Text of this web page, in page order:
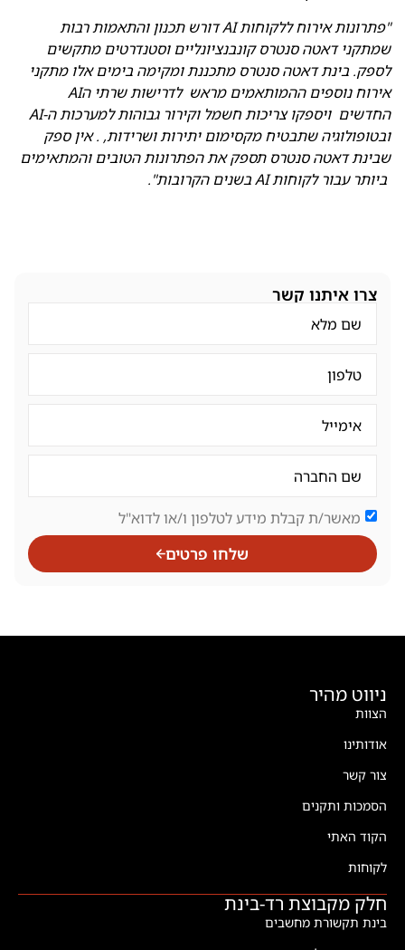
צרו איתנו קשר
מאשר/ת קבלת מידע לטלפון ו/או לדוא"ל
שלחו פרטים
"פתרונות אירוח ללקוחות AI דורש תכנון והתאמות רבות
שמתקני דאטה סנטרס קונבנציונליים וסטנדרטים מתקשים
לספק. בינת דאטה סנטרס מתכננת ומקימה בימים אלו מתקני
אירוח נוספים ההמותאמים מראש לדרישות שרתי הAI
החדשים ויספקו צריכות חשמל וקירור גבוהות למערכות ה-AI
ובטופולוגיה שתבטיח מקסימום יתירות ושרידות, . אין ספק
שבינת דאטה סנטרס תספק את הפתרונות הטובים והמתאימים
ביותר עבור לקוחות AI בשנים הקרובות".
ניווט מהיר
הצוות
אודותינו
צור קשר
הסמכות ותקנים
הקוד האתי
לקוחות
חלק מקבוצת רד-בינת
בינת תקשורת מחשבים